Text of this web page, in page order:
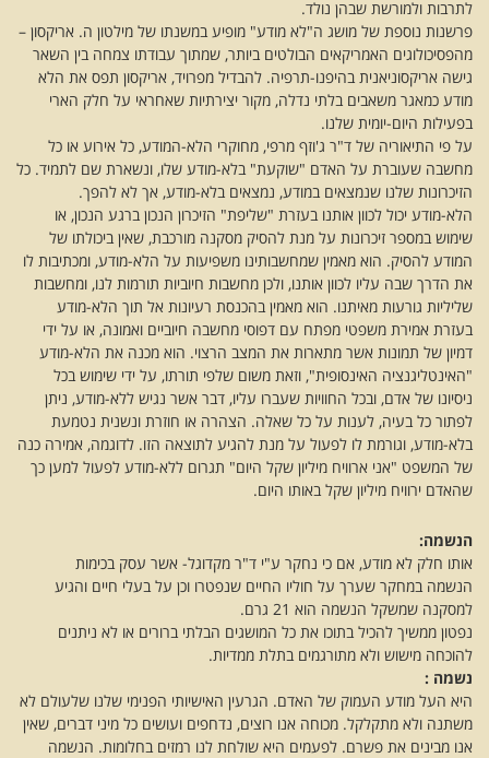
לתרבות ולמורשת שבהן נולד.
פרשנות נוספת של מושג ה"לא מודע" מופיע במשנתו של מילטון ה. אריקסון –
מהפסיכולוגים האמריקאים הבולטים ביותר, שמתוך עבודתו צמחה בין השאר
גישה אריקסוניאנית בהיפנו-תרפיה. להבדיל מפרויד, אריקסון תפס את הלא
מודע כמאגר משאבים בלתי נדלה, מקור יצירתיות שאחראי על חלק הארי
בפעילות היום-יומית שלנו.
על פי התיאוריה של ד"ר ג'וזף מרפי, מחוקרי הלא-המודע, כל אירוע או כל
מחשבה שעוברת על האדם "שוקעת" בלא-מודע שלו, ונשארת שם לתמיד. כל
הזיכרונות שלנו שנמצאים במודע, נמצאים בלא-מודע, אך לא להפך.
הלא-מודע יכול לכוון אותנו בעזרת "שליפת" הזיכרון הנכון ברגע הנכון, או
שימוש במספר זיכרונות על מנת להסיק מסקנה מורכבת, שאין ביכולתו של
המודע להסיק. הוא מאמין שמחשבותינו משפיעות על הלא-מודע, ומכתיבות לו
את הדרך שבה עליו לכוון אותנו, ולכן מחשבות חיוביות תורמות לנו, ומחשבות
שליליות גורעות מאיתנו. הוא מאמין בהכנסת רעיונות אל תוך הלא-מודע
בעזרת אמירת משפטי מפתח עם דפוסי מחשבה חיוביים ואמונה, או על ידי
דמיון של תמונות אשר מתארות את המצב הרצוי. הוא מכנה את הלא-מודע
"האינטליגנציה האינסופית", וזאת משום שלפי תורתו, על ידי שימוש בכל
ניסיונו של אדם, ובכל החוויות שעברו עליו, דבר אשר נגיש ללא-מודע, ניתן
לפתור כל בעיה, לענות על כל שאלה. הצהרה או חוזרת ונשנית נטמעת
בלא-מודע, וגורמת לו לפעול על מנת להגיע לתוצאה הזו. לדוגמה, אמירה כנה
של המשפט "אני ארוויח מיליון שקל היום" תגרום ללא-מודע לפעול למען כך
שהאדם ירוויח מיליון שקל באותו היום.
הנשמה:
אותו חלק לא מודע, אם כי נחקר ע"י ד"ר מקדוגל- אשר עסק בכימות
הנשמה במחקר שערך על חוליו החיים שנפטרו וכן על בעלי חיים והגיע
למסקנה שמשקל הנשמה הוא 21 גרם.
נפטון ממשיך להכיל בתוכו את כל המושגים הבלתי ברורים או לא ניתנים
להוכחה מישוש ולא מתורגמים בתלת ממדיות.
נשמה :
היא העל מודע העמוק של האדם. הגרעין האישיותי הפנימי שלנו שלעולם לא
משתנה ולא מתקלקל. מכוחה אנו רוצים, נדחפים ועושים כל מיני דברים, שאין
אנו מבינים את פשרם. לפעמים היא שולחת לנו רמזים בחלומות. הנשמה